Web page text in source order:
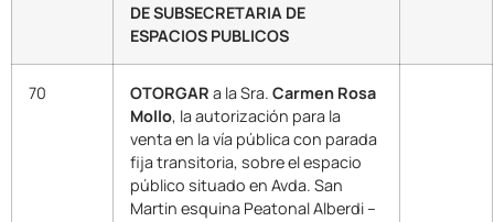
DE SUBSECRETARIA DE
ESPACIOS PUBLICOS
70 OTORGAR a la Sra. Carmen Rosa
Mollo, la autorización para la
venta en la vía pública con parada
fija transitoria, sobre el espacio
público situado en Avda. San
Martin esquina Peatonal Alberdi –